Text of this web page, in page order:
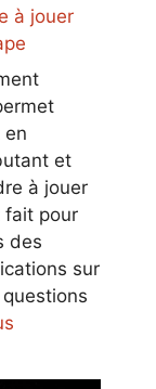
à jouer
en
et
à jouer
fait pour
des
sur